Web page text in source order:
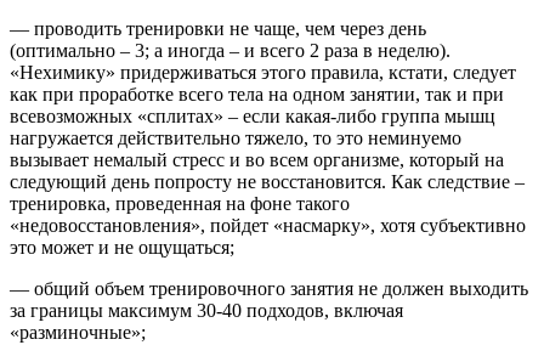
— проводить тренировки не чаще, чем через день
(оптимально – 3; а иногда – и всего 2 раза в неделю).
«Нехимику» придерживаться этого правила, кстати, следует
как при проработке всего тела на одном занятии, так и при
всевозможных «сплитах» – если какая-либо группа мышц
нагружается действительно тяжело, то это неминуемо
вызывает немалый стресс и во всем организме, который на
следующий день попросту не восстановится. Как следствие –
тренировка, проведенная на фоне такого
«недовосстановления», пойдет «насмарку», хотя субъективно
это может и не ощущаться;
— общий объем тренировочного занятия не должен выходить
за границы максимум 30-40 подходов, включая
«разминочные»;